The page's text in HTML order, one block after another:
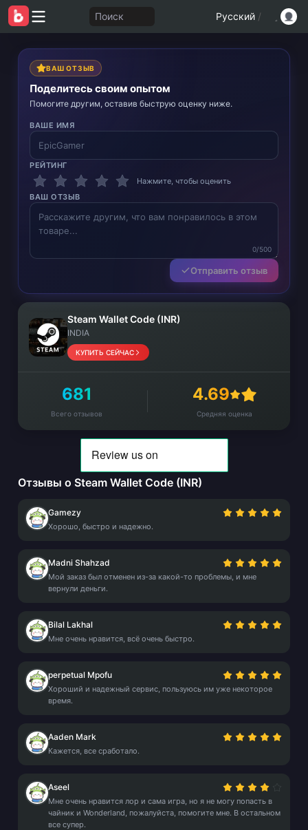
Поиск Русский /
ВАШ ОТЗЫВ
Поделитесь своим опытом
Помогите другим, оставив быструю оценку ниже.
ВАШЕ ИМЯ
РЕЙТИНГ
Нажмите, чтобы оценить
ВАШ ОТЗЫВ
0/500
Отправить отзыв
Steam Wallet Code (INR)
INDIA
КУПИТЬ СЕЙЧАС
681
Всего отзывов
4.69
Средняя оценка
Отзывы о Steam Wallet Code (INR)
Gamezy
Хорошо, быстро и надежно.
Madni Shahzad
Мой заказ был отменен из-за какой-то проблемы, и мне
вернули деньги.
Bilal Lakhal
Мне очень нравится, всё очень быстро.
perpetual Mpofu
Хороший и надежный сервис, пользуюсь им уже некоторое
время.
Aaden Mark
Кажется, все сработало.
Aseel
Мне очень нравится лор и сама игра, но я не могу попасть в
чайник и Wonderland, пожалуйста, помогите мне. В остальном
все супер.